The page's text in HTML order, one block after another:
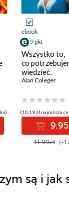
ebook
9 pkt
Wszystko to,
co
wiedzieć,
aby urozmaicić
Alan Coleger
(10,19 zł najniższa
9.95
11.99zł (-
są i jak